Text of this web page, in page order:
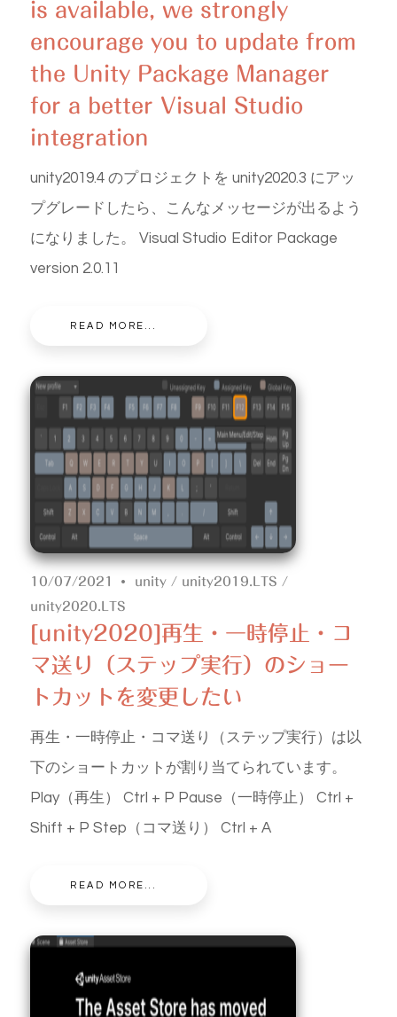
is available, we strongly
encourage you to update from
the Unity Package Manager
for a better Visual Studio
integration
unity2019.4 のプロジェクトを unity2020.3 にアッ
プグレードしたら、こんなメッセージが出るよう
になりました。 Visual Studio Editor Package
version 2.0.11
READ MORE...
10/07/2021 unity / unity2019.LTS /
unity2020.LTS
[unity2020]再生・一時停止・コ
マ送り（ステップ実行）のショー
トカットを変更したい
再生・一時停止・コマ送り（ステップ実行）は以
下のショートカットが割り当てられています。
Play（再生） Ctrl + P Pause（一時停止） Ctrl +
Shift + P Step（コマ送り） Ctrl + A
READ MORE...